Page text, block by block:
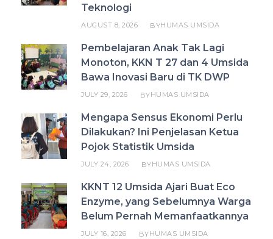
Teknologi
AUGUST 8, 2026 BYHUMAS UMSIDA
Pembelajaran Anak Tak Lagi
Monoton, KKN T 27 dan 4 Umsida
Bawa Inovasi Baru di TK DWP
JULY 29, 2026 BYHUMAS UMSIDA
Mengapa Sensus Ekonomi Perlu
Dilakukan? Ini Penjelasan Ketua
Pojok Statistik Umsida
JULY 24, 2026 BYHUMAS UMSIDA
KKNT 12 Umsida Ajari Buat Eco
Enzyme, yang Sebelumnya Warga
Belum Pernah Memanfaatkannya
JULY 16, 2026 BYHUMAS UMSIDA